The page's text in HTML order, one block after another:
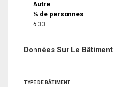
Autre
% de personnes
6.33
Données Sur Le Bâtiment
TYPE DE BÂTIMENT